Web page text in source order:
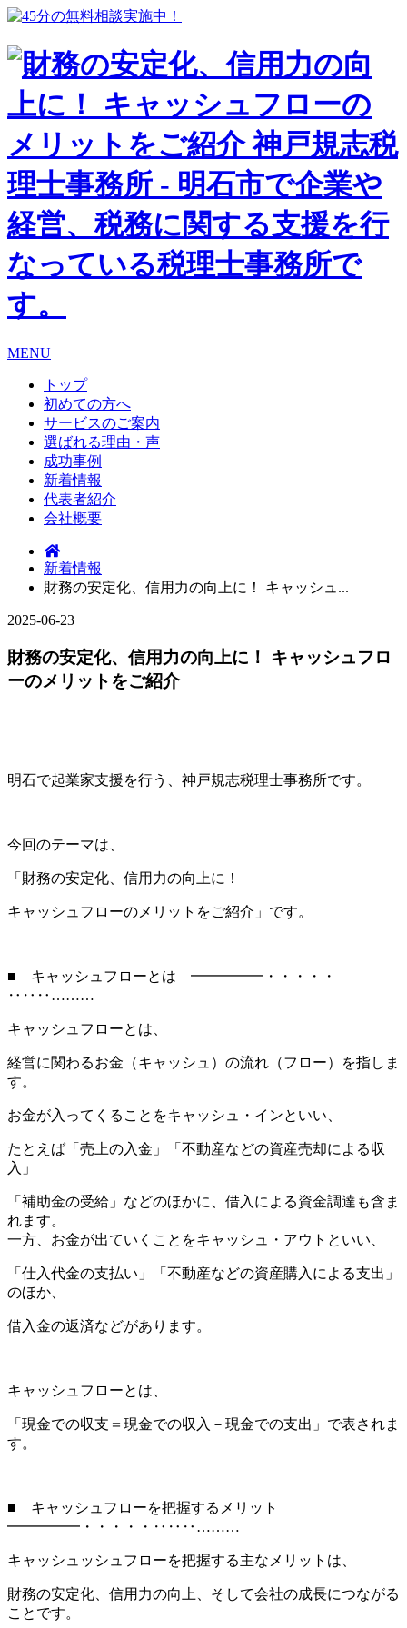
MENU
トップ
初めての方へ
サービスのご案内
選ばれる理由・声
成功事例
新着情報
代表者紹介
会社概要
新着情報
財務の安定化、信用力の向上に！ キャッシュ...
2025-06-23
財務の安定化、信用力の向上に！ キャッシュフロ
ーのメリットをご紹介
明石で起業家支援を行う、神戸規志税理士事務所です。
今回のテーマは、
「財務の安定化、信用力の向上に！
キャッシュフローのメリットをご紹介」です。
■ キャッシュフローとは ━━━━━・・・・・
‥‥‥………
キャッシュフローとは、
経営に関わるお金（キャッシュ）の流れ（フロー）を指しま
す。
お金が入ってくることをキャッシュ・インといい、
たとえば「売上の入金」「不動産などの資産売却による収
入」
「補助金の受給」などのほかに、借入による資金調達も含ま
れます。
一方、お金が出ていくことをキャッシュ・アウトといい、
「仕入代金の支払い」「不動産などの資産購入による支出」
のほか、
借入金の返済などがあります。
キャッシュフローとは、
「現金での収支＝現金での収入－現金での支出」で表されま
す。
■ キャッシュフローを把握するメリット
━━━━━・・・・・‥‥‥………
キャッシュッシュフローを把握する主なメリットは、
財務の安定化、信用力の向上、そして会社の成長につながる
ことです。